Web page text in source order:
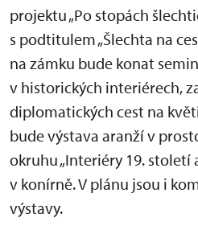
projektu „Po stopách
s podtitulem „Šlechta na
na zámku bude konat
v historických interiérech,
diplomatických cest na
bude výstava aranží v
okruhu „Interiéry 19. století
v konírně. V plánu jsou i
výstavy.